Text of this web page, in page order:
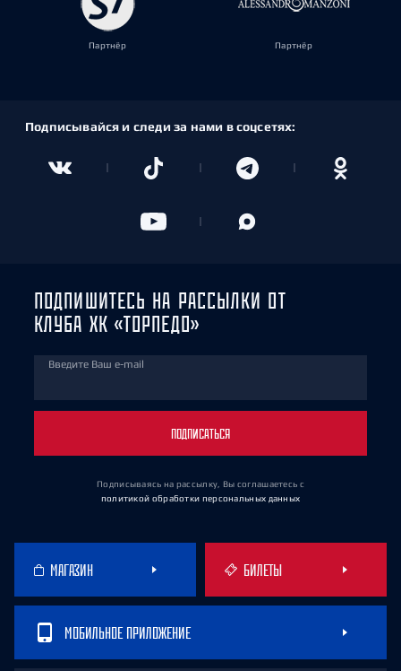
Партнёр Партнёр
Подписывайся и следи за нами в соцсетях:
ПОДПИШИТЕСЬ НА РАССЫЛКИ ОТ
КЛУБА ХК «ТОРПЕДО»
Введите Ваш e-mail
ПОДПИСАТЬСЯ
Подписываясь на рассылку, Вы соглашаетесь с
политикой обработки персональных данных
МАГАЗИН БИЛЕТЫ
МОБИЛЬНОЕ ПРИЛОЖЕНИЕ